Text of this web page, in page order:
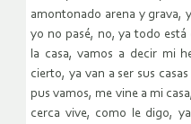
amontonado arena y grava,
yo no pasé, no, ya todo
la casa, vamos a decir mi
cierto, ya van a ser sus
pus vamos, me vine a mi
cerca vive, como le digo,